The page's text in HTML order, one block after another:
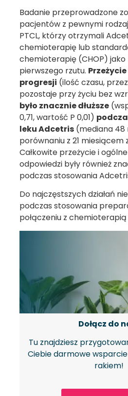
Badanie przeprowadzone
pacjentów z pewnymi
PTCL, którzy otrzymali
chemioterapię lub
chemioterapię (CHOP) jako
pierwszego rzutu.
progresji (ilość czasu,
pozostaje przy życiu bez
było znacznie dłuższe
0,71, wartość P 0,01)
leku Adcetris (mediana 48
porównaniu z 21 miesiącem
Całkowite przeżycie i
odpowiedzi były również
podczas stosowania
Do najczęstszych działań
podczas stosowania
połączeniu z chemioterapią
Dołącz do
Tu znajdziesz
Ciebie darmowe
rakiem!